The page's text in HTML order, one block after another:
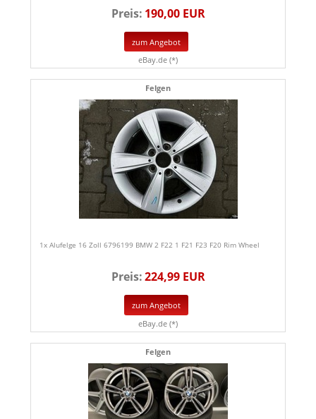
Preis: 190,00 EUR
zum Angebot
eBay.de (*)
Felgen
1x Alufelge 16 Zoll 6796199 BMW 2 F22 1 F21 F23 F20 Rim Wheel
Preis:224,99 EUR
zum Angebot
eBay.de (*)
Felgen